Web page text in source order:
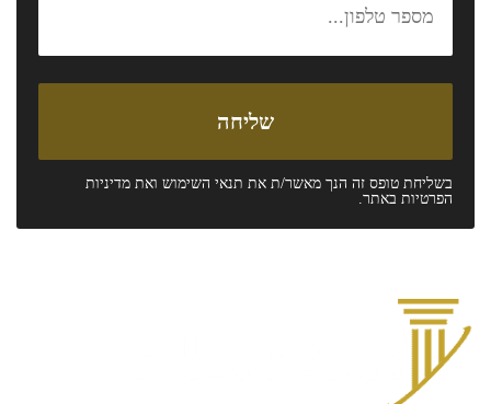
בשליחת טופס זה הנך מאשר/ת את תנאי השימוש ואת מדיניות
הפרטיות באתר.